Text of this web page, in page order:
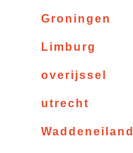
Groningen
Limburg
overijssel
utrecht